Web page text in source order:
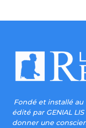
Fondé et installé au
édité par GENIAL
donner une